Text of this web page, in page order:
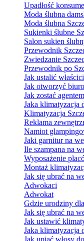
Upadłość
Moda ślubna
Moda ślubna
Sukienki ślubne
Salon sukien
Przewodnik
Zwiedzanie
Przewodnik po
Jak ustalić
Jak otworzyć
Jak zostać
Jaka klimatyzacja
Klimatyzacja
Reklama
Namiot
Jaki garnitur na
Ile szampana na
Wyposażenie
Montaż
Jak się ubrać na
Adwokaci
Adwokat
Gdzie urodziny
Jak się ubrać na
Jak ustawić
Jaka klimatyzacja